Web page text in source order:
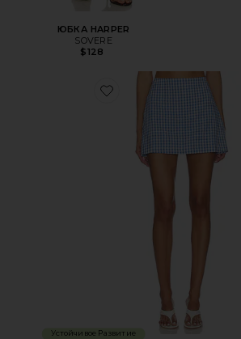
ЮБКА HARPER
SOVERE
$128
Favorite ЮБКА-ШОРТЫ VENICE
Устойчивое Развитие